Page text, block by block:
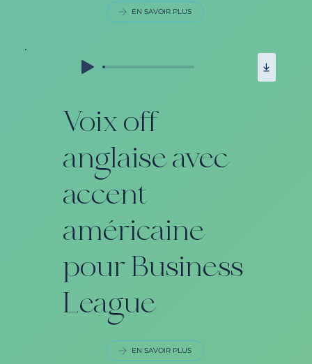
EN SAVOIR PLUS
Voix off
anglaise avec
accent
américaine
pour Business
League
EN SAVOIR PLUS